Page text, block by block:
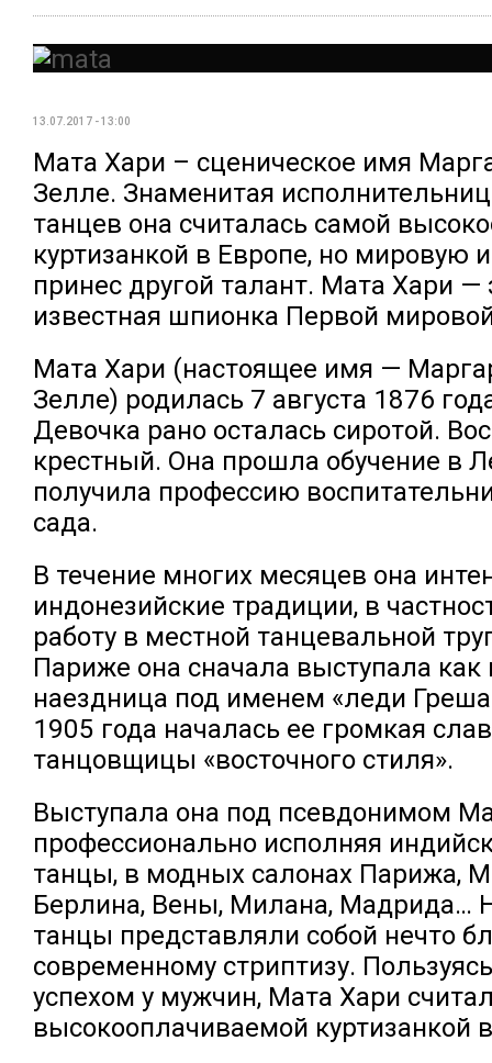
13.07.2017 - 13:00
Мата Хари – сценическое имя
Зелле. Знаменитая
танцев она считалась самой
куртизанкой в Европе, но мировую
принес другой талант. Мата Хари —
известная шпионка Первой
Мата Хари (настоящее имя —
Зелле) родилась 7 августа 1876
Девочка рано осталась сиротой.
крестный. Она прошла обучение в
получила профессию
сада.
В течение многих месяцев она
индонезийские традиции, в
работу в местной танцевальной
Париже она сначала выступала как
наездница под именем «леди
1905 года началась ее громкая
танцовщицы «восточного стиля».
Выступала она под псевдонимом
профессионально исполняя
танцы, в модных салонах Парижа,
Берлина, Вены, Милана, Мадрида…
танцы представляли собой нечто
современному стриптизу.
успехом у мужчин, Мата Хари
высокооплачиваемой куртизанкой